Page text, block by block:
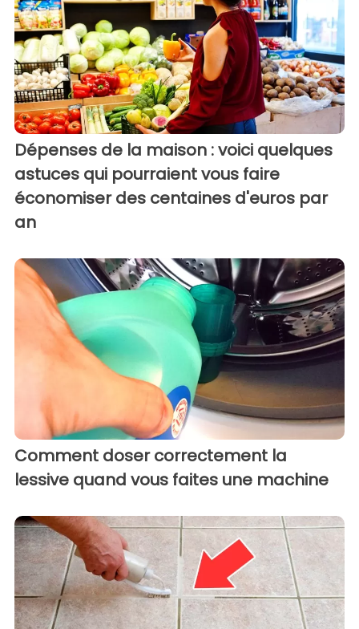
Dépenses de la maison : voici quelques
astuces qui pourraient vous faire
économiser des centaines d'euros par
an
Comment doser correctement la
lessive quand vous faites une machine